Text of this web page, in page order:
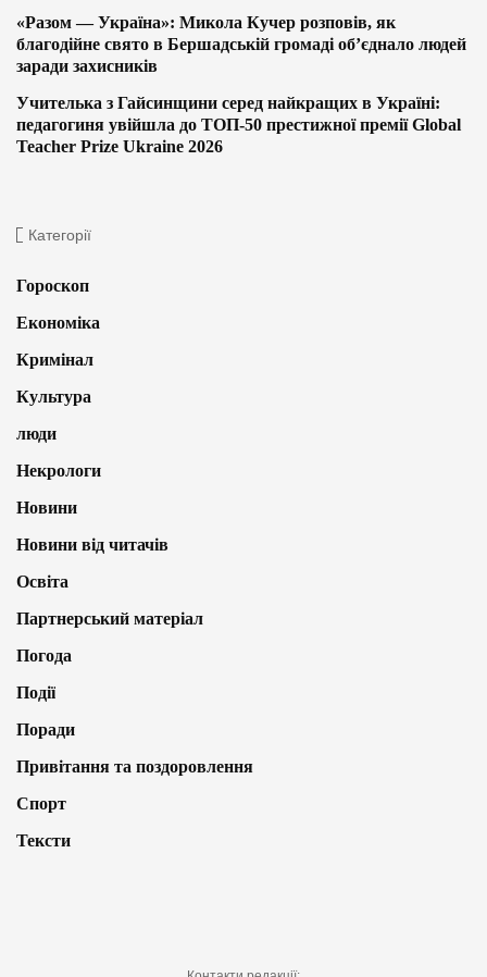
«Разом — Україна»: Микола Кучер розповів, як
благодійне свято в Бершадській громаді об’єднало людей
заради захисників
Учителька з Гайсинщини серед найкращих в Україні:
педагогиня увійшла до ТОП-50 престижної премії Global
Teacher Prize Ukraine 2026
Категорії
Гороскоп
Економіка
Кримінал
Культура
люди
Некрологи
Новини
Новини від читачів
Освіта
Партнерський матеріал
Погода
Події
Поради
Привітання та поздоровлення
Спорт
Тексти